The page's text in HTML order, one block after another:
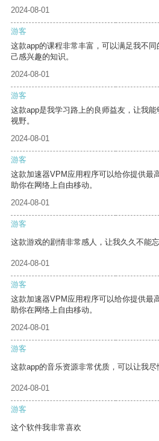
2024-08-01
游客
这款app的课程非常丰富，可以满足我不
己感兴趣的知识。
2024-08-01
游客
这款app是我学习路上的良师益友，让我
视野。
2024-08-01
游客
这款加速器VPM应用程序可以给你提供最
助你在网络上自由移动。
2024-08-01
游客
这款游戏的剧情非常感人，让我久久不能忘
2024-08-01
游客
这款加速器VPM应用程序可以给你提供最
助你在网络上自由移动。
2024-08-01
游客
这款app的音乐资源非常优质，可以让我尽
2024-08-01
游客
这个软件我非常喜欢